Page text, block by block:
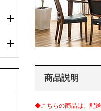
商品説明
◆こちらの商品は、配